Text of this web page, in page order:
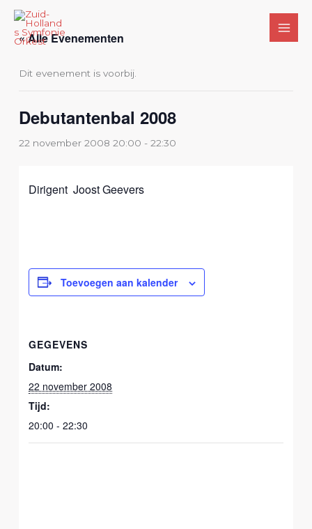
« Alle Evenementen
Dit evenement is voorbij.
Debutantenbal 2008
22 november 2008 20:00 -22:30
Dirigent Joost Geevers
Toevoegen aan kalender
GEGEVENS
Datum:
22 november 2008
Tijd:
20:00 - 22:30